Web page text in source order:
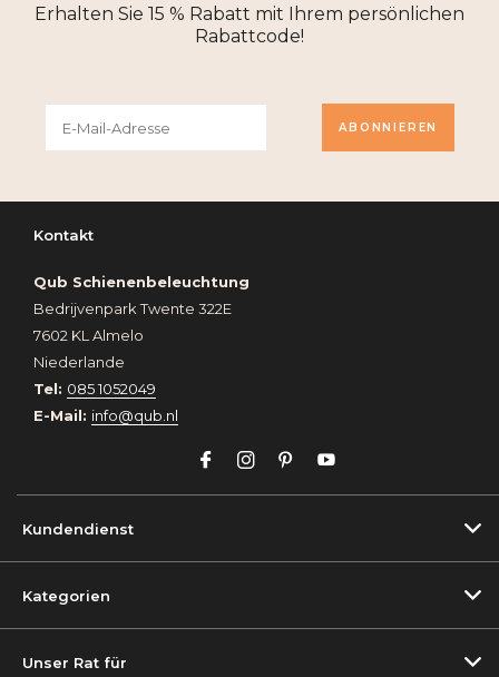
Erhalten Sie 15 % Rabatt mit Ihrem persönlichen
Rabattcode!
ABONNIEREN
Kontakt
Qub Schienenbeleuchtung
Bedrijvenpark Twente 322E
7602 KL Almelo
Niederlande
Tel: 085 1052049
E-Mail: info@qub.nl
Kundendienst
Kategorien
Unser Rat für